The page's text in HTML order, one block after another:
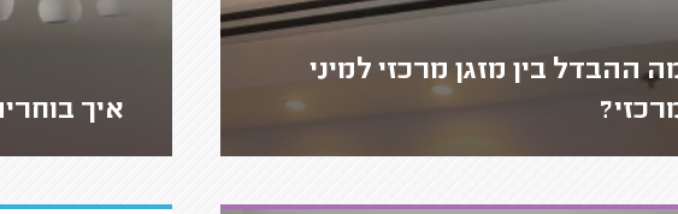
ההבדל בין מזגן מרכזי למיני
איך